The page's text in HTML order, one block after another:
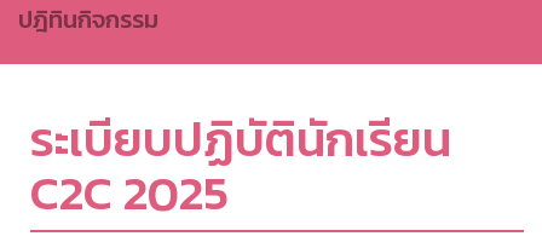
ปฎิทินกิจกรรม
ระเบียบปฏิบัตินักเรียน
C2C 2025